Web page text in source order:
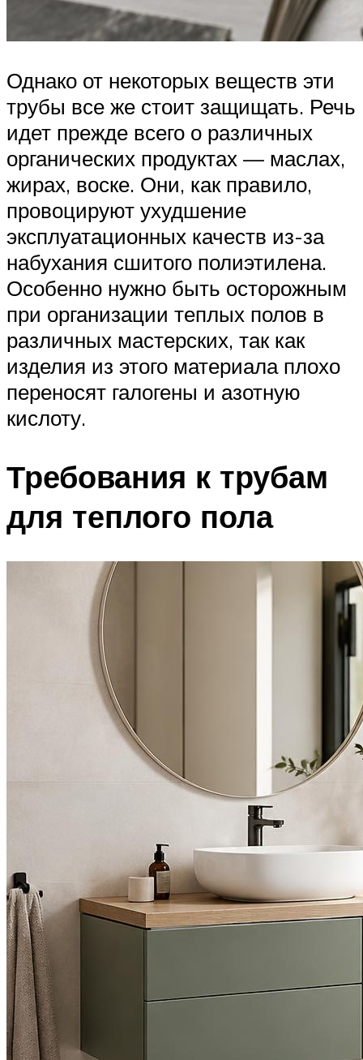
Однако от некоторых веществ эти
трубы все же стоит защищать. Речь
идет прежде всего о различных
органических продуктах — маслах,
жирах, воске. Они, как правило,
провоцируют ухудшение
эксплуатационных качеств из-за
набухания сшитого полиэтилена.
Особенно нужно быть осторожным
при организации теплых полов в
различных мастерских, так как
изделия из этого материала плохо
переносят галогены и азотную
кислоту.
Требования к трубам
для теплого пола